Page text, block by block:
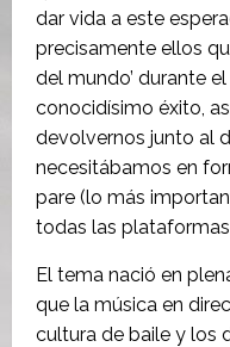
dar vida a este
precisamente ellos
del mundo’ durante
conocidísimo éxito,
devolvernos junto al
necesitábamos en
pare (lo más
todas las
El tema nació en
que la música en
cultura de baile y los